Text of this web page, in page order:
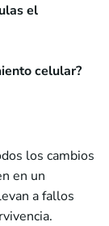
el
celular?
los cambios
en un
a fallos